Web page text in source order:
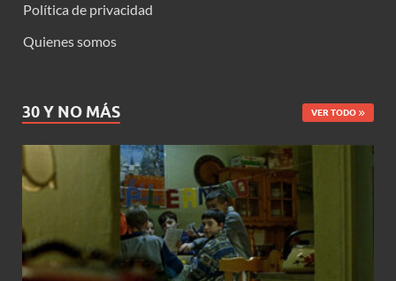
Política de privacidad
Quienes somos
30 Y NO MÁS VER TODO